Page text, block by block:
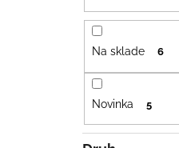
Na sklade 6
Novinka 5